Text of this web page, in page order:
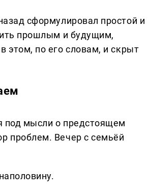
сформулировал простой и
прошлым и будущим,
этом, по его словам, и скрыт
под мысли о предстоящем
проблем. Вечер с семьёй